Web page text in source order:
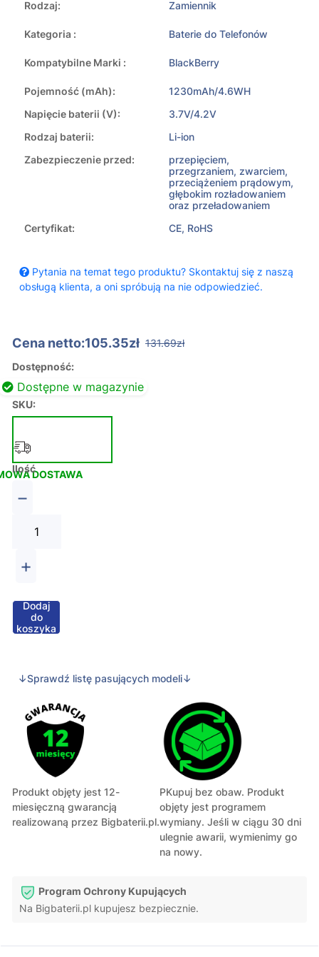
Rodzaj: Zamiennik
Kategoria : Baterie do Telefonów
Kompatybilne Marki : BlackBerry
Pojemność (mAh):
1230mAh/4.6WH
Napięcie baterii (V):
3.7V/4.2V
Rodzaj baterii:
Li-ion
Zabezpieczenie przed:
przepięciem,
przegrzaniem, zwarciem,
przeciążeniem prądowym,
głębokim rozładowaniem
oraz przeładowaniem
Certyfikat:
CE, RoHS
Pytania na temat tego produktu? Skontaktuj się z naszą
obsługą klienta, a oni spróbują na nie odpowiedzieć.
Cena netto:105.35zł 131.69zł
Dostępność:
Dostępne w magazynie
SKU:
DOSTAWA
Ilość
−
+
Dodaj
do
koszyka
↓Sprawdź listę pasujących modeli↓
Produkt objęty jest 12-
miesięczną gwarancją
realizowaną przez Bigbaterii.pl.
PKupuj bez obaw. Produkt
objęty jest programem
wymiany. Jeśli w ciągu 30 dni
ulegnie awarii, wymienimy go
na nowy.
Program Ochrony Kupujących
Na Bigbaterii.pl kupujesz bezpiecznie.